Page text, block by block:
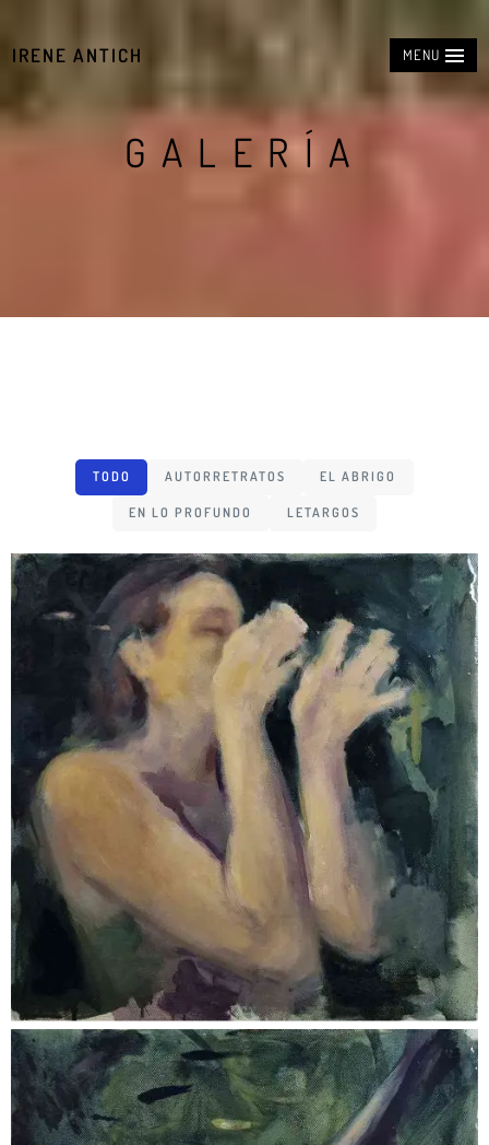
MENU
IRENE ANTICH
G A L E RÍA
TODO AUTORRETRATOS EL ABRIGO
EN LO PROFUNDO LETARGOS